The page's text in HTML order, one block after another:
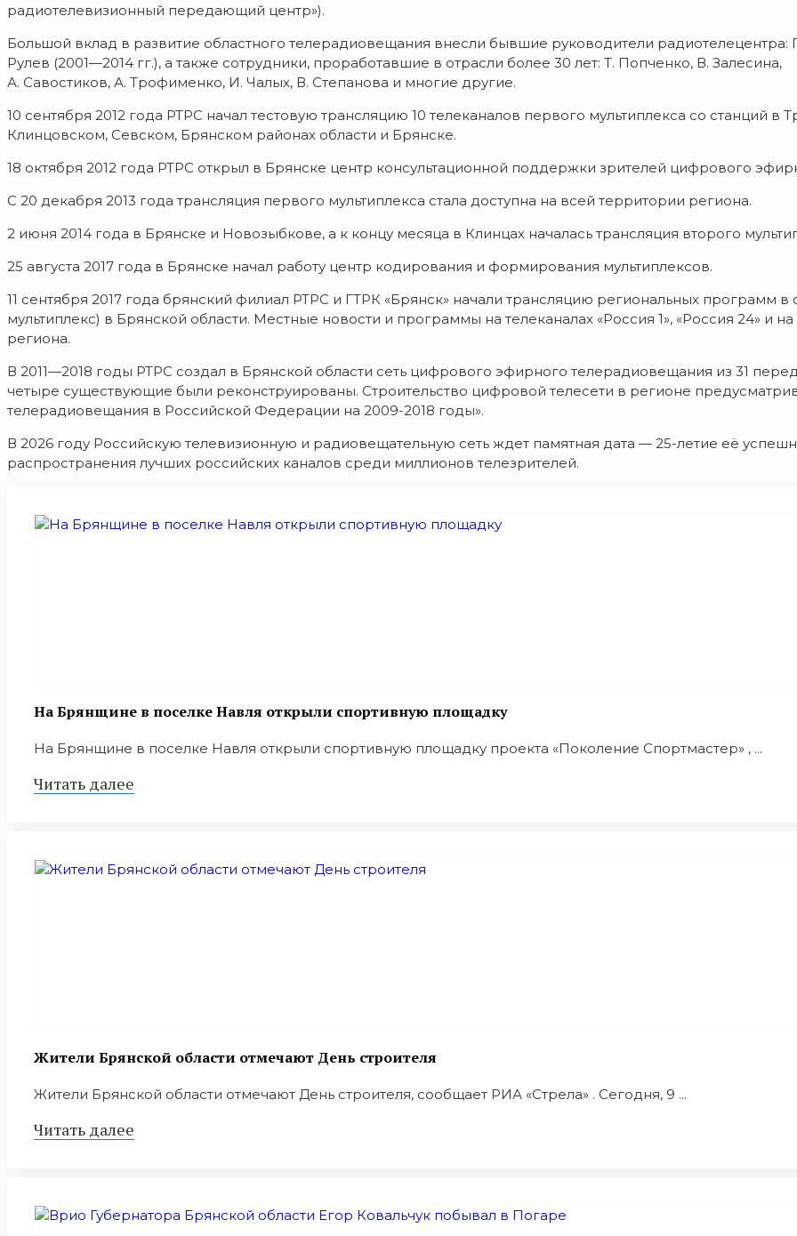
радиотелевизионный передающий центр»).
Большой вклад в развитие областного телерадиовещания внесли бывшие руководители радиотелецентра:
Рулев (2001—2014 гг.), а также сотрудники, проработавшие в отрасли более 30 лет: Т. Попченко, В. Залесина,
А. Савостиков, А. Трофименко, И. Чалых, В. Степанова и многие другие.
10 сентября 2012 года РТРС начал тестовую трансляцию 10 телеканалов первого мультиплекса со станций
Клинцовском, Севском, Брянском районах области и Брянске.
18 октября 2012 года РТРС открыл в Брянске центр консультационной поддержки зрителей цифрового
С 20 декабря 2013 года трансляция первого мультиплекса стала доступна на всей территории региона.
2 июня 2014 года в Брянске и Новозыбкове, а к концу месяца в Клинцах началась трансляция второго
25 августа 2017 года в Брянске начал работу центр кодирования и формирования мультиплексов.
11 сентября 2017 года брянский филиал РТРС и ГТРК «Брянск» начали трансляцию региональных программ
мультиплекс) в Брянской области. Местные новости и программы на телеканалах «Россия 1», «Россия 24» и
региона.
В 2011—2018 годы РТРС создал в Брянской области сеть цифрового эфирного телерадиовещания из 31
четыре существующие были реконструированы. Строительство цифровой телесети в регионе
телерадиовещания в Российской Федерации на 2009-2018 годы».
В 2026 году Российскую телевизионную и радиовещательную сеть ждет памятная дата — 25-летие её
распространения лучших российских каналов среди миллионов телезрителей.
На Брянщине в поселке Навля открыли спортивную площадку
На Брянщине в поселке Навля открыли спортивную площадку проекта «Поколение Спортмастер» , ...
Читать далее
Жители Брянской области отмечают День строителя
Жители Брянской области отмечают День строителя, сообщает РИА «Стрела» . Сегодня, 9 ...
Читать далее